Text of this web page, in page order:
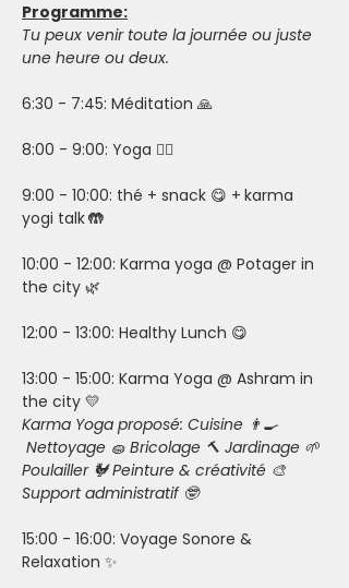
Programme:
Tu peux venir toute la journée ou juste
une heure ou deux.
6:30 - 7:45: Méditation 🙏
8:00 - 9:00: Yoga 🧘‍♀️
9:00 - 10:00: thé + snack 😋 + karma
yogi talk 🤲
10:00 - 12:00: Karma yoga @ Potager in
the city 🌿
12:00 - 13:00: Healthy Lunch 😋
13:00 - 15:00: Karma Yoga @ Ashram in
the city 💛
Karma Yoga proposé: Cuisine 👨‍🍳
Nettoyage 🧽 Bricolage 🔨 Jardinage 🌱
Poulailler 🐓 Peinture & créativité 🎨
Support administratif 🤓
15:00 - 16:00: Voyage Sonore &
Relaxation ✨